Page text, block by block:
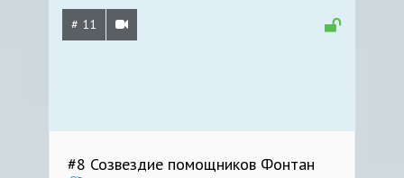
# 11
#8 Созвездие помощников Фонтан